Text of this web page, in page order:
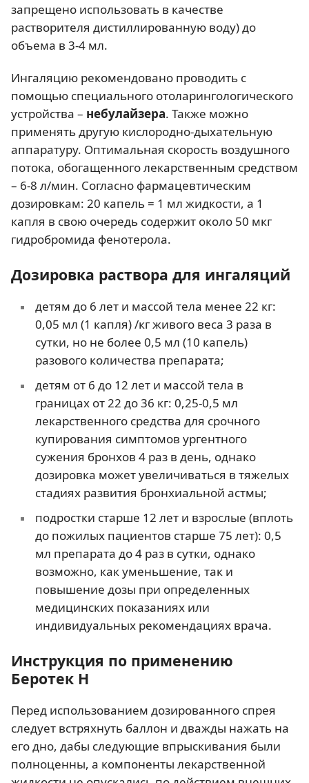
запрещено использовать в качестве
растворителя дистиллированную воду) до
объема в 3-4 мл.
Ингаляцию рекомендовано проводить с
помощью специального отоларингологического
устройства – небулайзера. Также можно
применять другую кислородно-дыхательную
аппаратуру. Оптимальная скорость воздушного
потока, обогащенного лекарственным средством
– 6-8 л/мин. Согласно фармацевтическим
дозировкам: 20 капель = 1 мл жидкости, а 1
капля в свою очередь содержит около 50 мкг
гидробромида фенотерола.
Дозировка раствора для ингаляций
детям до 6 лет и массой тела менее 22 кг:
0,05 мл (1 капля) /кг живого веса 3 раза в
сутки, но не более 0,5 мл (10 капель)
разового количества препарата;
детям от 6 до 12 лет и массой тела в
границах от 22 до 36 кг: 0,25-0,5 мл
лекарственного средства для срочного
купирования симптомов ургентного
сужения бронхов 4 раз в день, однако
дозировка может увеличиваться в тяжелых
стадиях развития бронхиальной астмы;
подростки старше 12 лет и взрослые (вплоть
до пожилых пациентов старше 75 лет): 0,5
мл препарата до 4 раз в сутки, однако
возможно, как уменьшение, так и
повышение дозы при определенных
медицинских показаниях или
индивидуальных рекомендациях врача.
Инструкция по применению
Беротек Н
Перед использованием дозированного спрея
следует встряхнуть баллон и дважды нажать на
его дно, дабы следующие впрыскивания были
полноценны, а компоненты лекарственной